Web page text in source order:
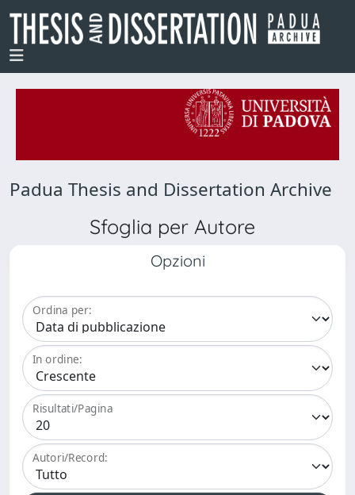
Padua Thesis and Dissertation Archive
Sfoglia per Autore
Opzioni
Ordina per:
In ordine:
Risultati/Pagina
Autori/Record: